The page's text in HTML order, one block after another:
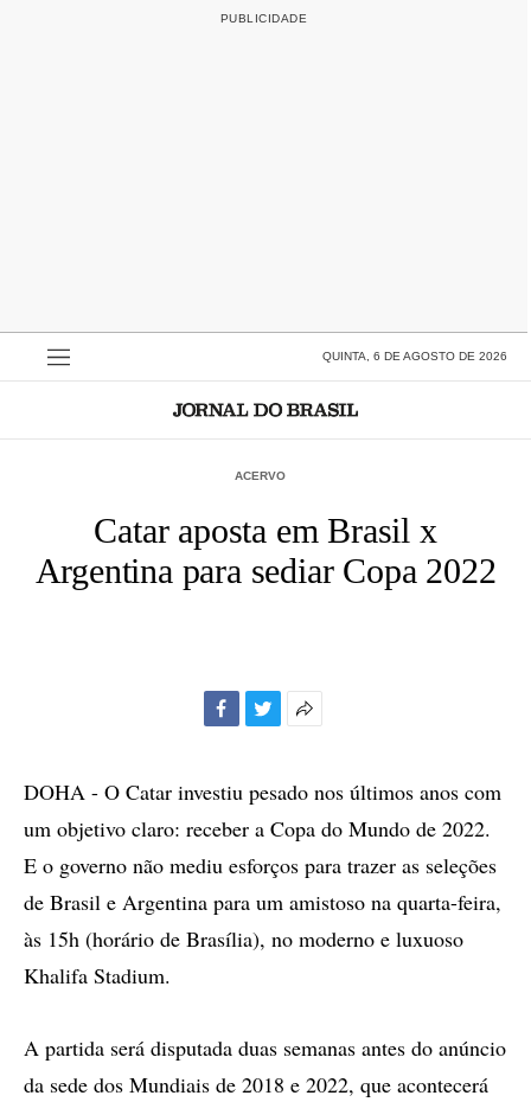
QUINTA, 6 DE AGOSTO DE 2026
ACERVO
Catar aposta em Brasil x
Argentina para sediar Copa 2022
compartilhamento
DOHA - O Catar investiu pesado nos últimos anos com
um objetivo claro: receber a Copa do Mundo de 2022.
E o governo não mediu esforços para trazer as seleções
de Brasil e Argentina para um amistoso na quarta-feira,
às 15h (horário de Brasília), no moderno e luxuoso
Khalifa Stadium.
A partida será disputada duas semanas antes do anúncio
da sede dos Mundiais de 2018 e 2022, que acontecerá